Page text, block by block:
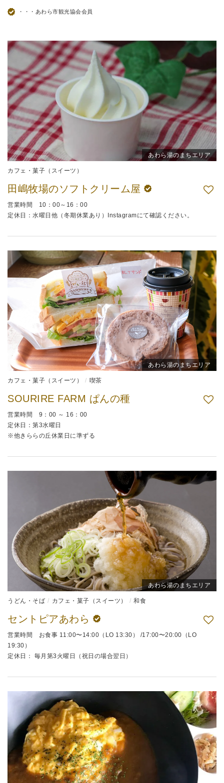
・・・あわら市観光協会会員
あわら湯のまちエリア
カフェ・菓子（スイーツ）
田嶋牧場のソフトクリーム屋
営業時間 10：00～16：00
定休日：水曜日他（冬期休業あり）Instagramにて確認ください。
あわら湯のまちエリア
カフェ・菓子（スイーツ） 喫茶
SOURIRE FARM ぱんの種
営業時間 9：00 ～ 16：00
定休日：第3水曜日
※他きららの丘休業日に準ずる
あわら湯のまちエリア
うどん・そば カフェ・菓子（スイーツ） 和食
セントピアあわら
営業時間 お食事 11:00〜14:00（LO 13:30） /17:00〜20:00（LO
19:30）
定休日： 毎月第3火曜日（祝日の場合翌日）